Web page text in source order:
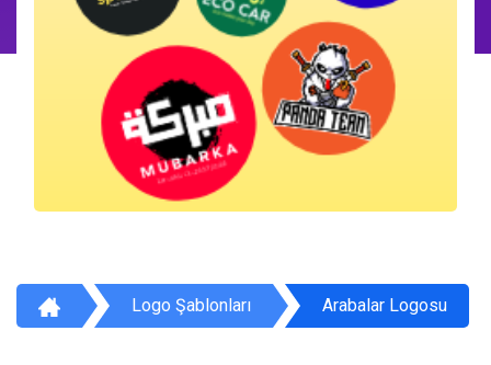
Logo Şablonları Arabalar Logosu